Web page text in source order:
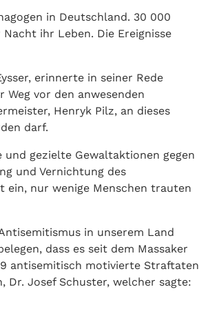
in Deutschland. 30 000
ihr Leben. Die Ereignisse
erinnerte in seiner Rede
vor den anwesenden
Henryk Pilz, an dieses
darf.
gezielte Gewaltaktionen gegen
und Vernichtung des
ein, nur wenige Menschen trauten
in unserem Land
dass es seit dem Massaker
antisemitisch motivierte Straftaten
Dr. Josef Schuster, welcher sagte: